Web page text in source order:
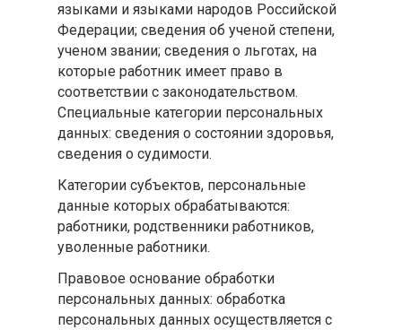
языками и языками народов Российской
Федерации; сведения об ученой степени,
ученом звании; сведения о льготах, на
которые работник имеет право в
соответствии с законодательством.
Специальные категории персональных
данных: сведения о состоянии здоровья,
сведения о судимости.
Категории субъектов, персональные
данные которых обрабатываются:
работники, родственники работников,
уволенные работники.
Правовое основание обработки
персональных данных: обработка
персональных данных осуществляется с